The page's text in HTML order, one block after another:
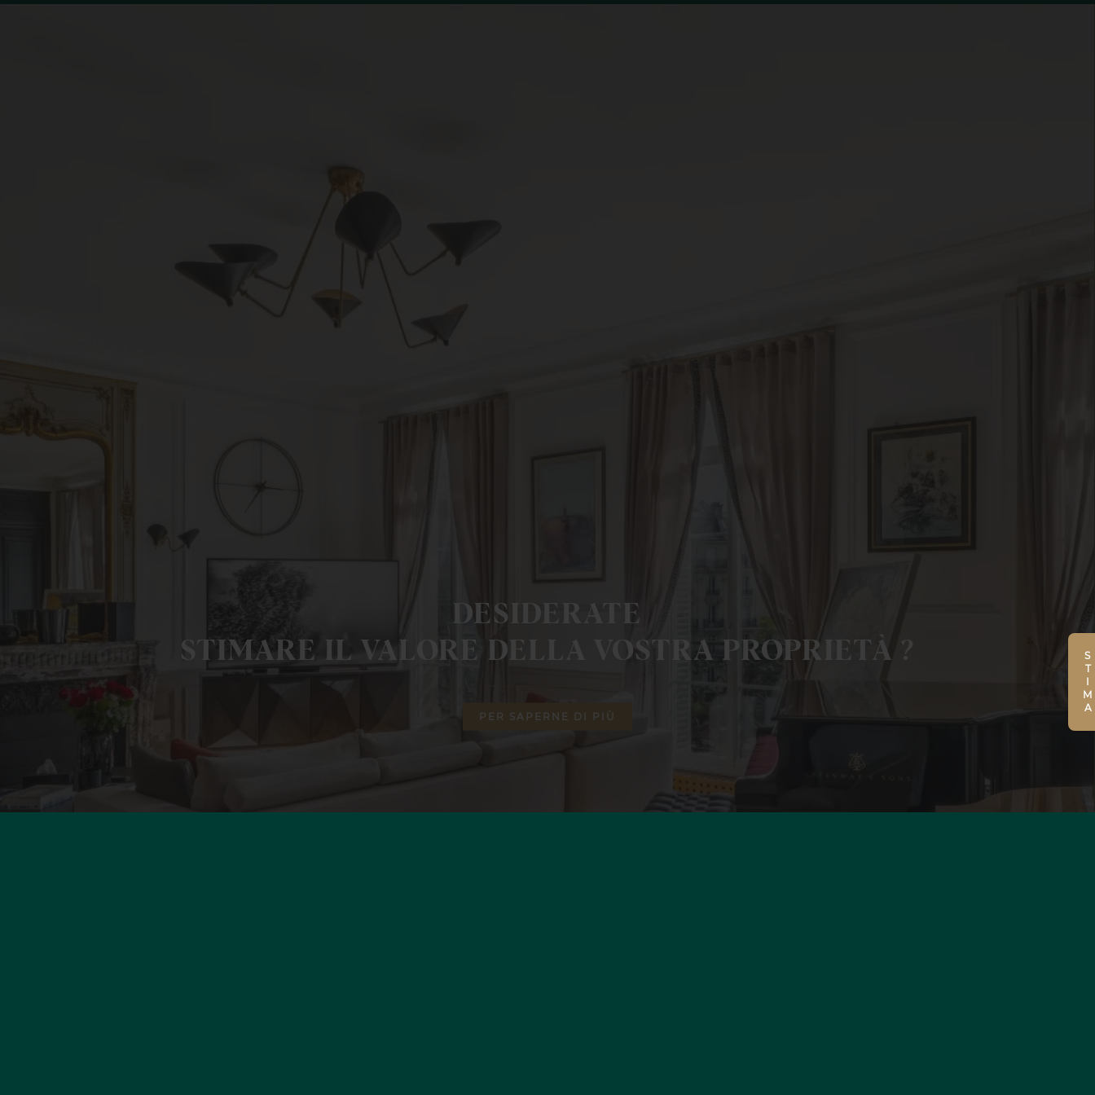
STIMA
DESIDERATE
STIMARE IL VALORE DELLA VOSTRA PROPRIETÀ ?
PER SAPERNE DI PIÙ